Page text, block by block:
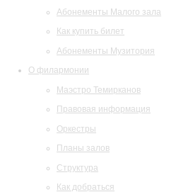
Абонементы Малого зала
Как купить билет
Абонементы Музитория
О филармонии
Маэстро Темирканов
Правовая информация
Оркестры
Планы залов
Структура
Как добраться